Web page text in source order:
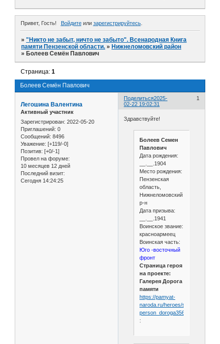
Привет, Гость! Войдитеили зарегистрируйтесь.
»"Никто не забыт, ничто не забыто". Всенародная Книга
памяти Пензенской области. » Нижнеломовский район
» Болеев Семён Павлович
Болеев Семён Павлович
Страница:1
Поделиться 1
2025-
02-22 19:02:31
Легошина Валентина
Активный участник
Зарегистрирован: 2022-05-20
Приглашений: 0
Сообщений: 8496
Уважение: [+119/-0]
Позитив: [+0/-1]
Провел на форуме:
10 месяцев 12 дней
Последний визит:
Сегодня 14:24:25
Здравствуйте!
Болеев Семен
Павлович
Дата рождения:
__.__.1904
Место рождения:
Пензенская
область,
Нижнеломовский
р-н
Дата призыва:
__.__.1941
Воинское звание:
красноармеец
Воинская часть:
Юго -восточный
фронт
Страница героя
на проекте:
Галерея Дорога
памяти
https://pamyat-
naroda.ru/heroes/sm-
person_doroga356230
: